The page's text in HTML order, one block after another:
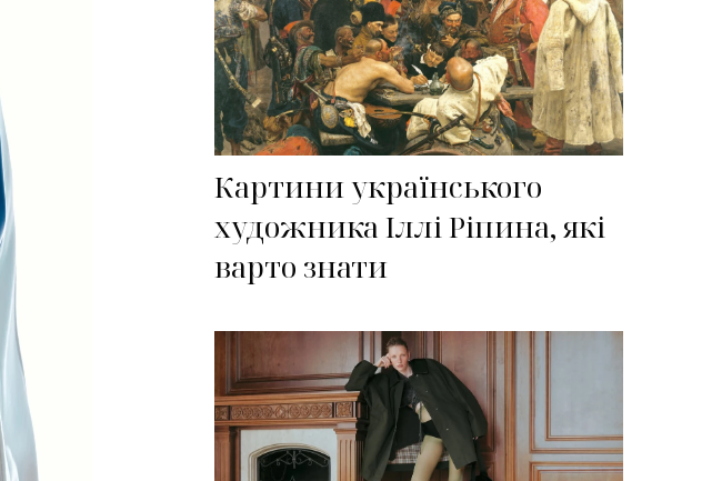
Картини українського
художника Іллі Ріпина, які
варто знати